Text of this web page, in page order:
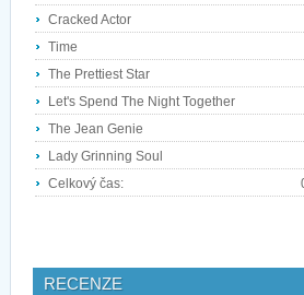
Cracked Actor
Time
The Prettiest Star
Let's Spend The Night Together
The Jean Genie
Lady Grinning Soul
Celkový čas:
RECENZE